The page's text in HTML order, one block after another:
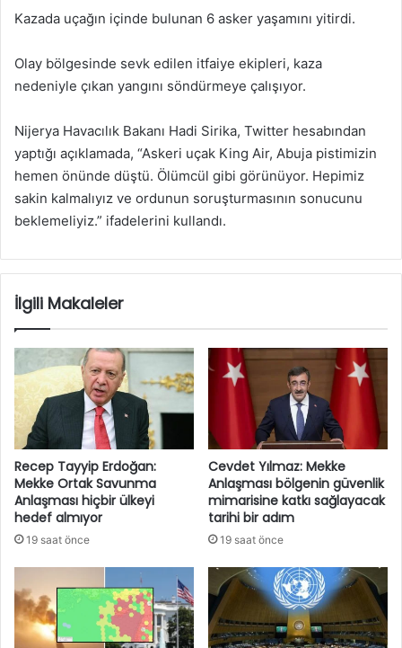
Kazada uçağın içinde bulunan 6 asker yaşamını yitirdi.
Olay bölgesinde sevk edilen itfaiye ekipleri, kaza
nedeniyle çıkan yangını söndürmeye çalışıyor.
Nijerya Havacılık Bakanı Hadi Sirika, Twitter hesabından
yaptığı açıklamada, “Askeri uçak King Air, Abuja pistimizin
hemen önünde düştü. Ölümcül gibi görünüyor. Hepimiz
sakin kalmalıyız ve ordunun soruşturmasının sonucunu
beklemeliyiz.” ifadelerini kullandı.
İlgili Makaleler
Recep Tayyip Erdoğan:
Mekke Ortak Savunma
Anlaşması hiçbir ülkeyi
hedef almıyor
19 saat önce
Cevdet Yılmaz: Mekke
Anlaşması bölgenin güvenlik
mimarisine katkı sağlayacak
tarihi bir adım
19 saat önce